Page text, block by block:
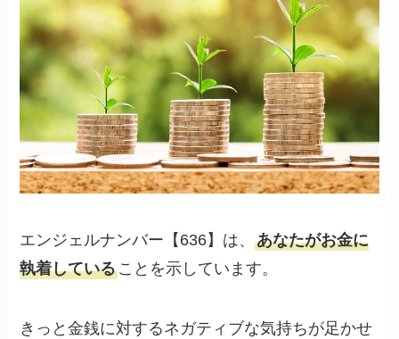
エンジェルナンバー【636】は、あなたがお金に
執着していることを示しています。
きっと金銭に対するネガティブな気持ちが足かせ